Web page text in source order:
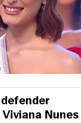
Nunes